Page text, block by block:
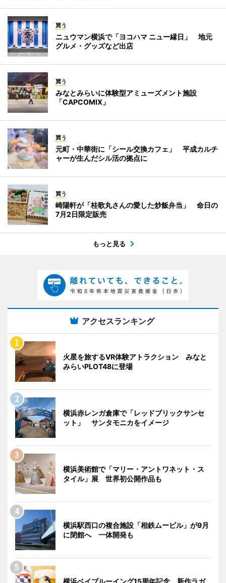
買う
ニュウマン横浜で「ヨコハマ ニュー縁日」 地元
グルメ・グッズなど出店
買う
みなとみらいに体験型アミューズメント施設
「CAPCOMIX」
買う
元町・中華街に「シール交換カフェ」 平成カルチ
ャーが生んだシル活の拠点に
買う
崎陽軒が「桂歌丸さんの愛した炒飯弁当」 命日の
7月2日限定販売
もっと見る
アクセスランキング
火星を旅するVR体験アトラクション みなと
みらいPLOT48に登場
横浜赤レンガ倉庫で「レッドブリックサンセ
ット」 サンタモニカをイメージ
横浜美術館で「マリー・アントワネット・ス
タイル」展 世界初公開作品も
横浜駅西口の複合施設「相鉄ムービル」が9月
に閉館へ 一体開発も
横浜ベイブルーイング15周年記念 新作ラガ